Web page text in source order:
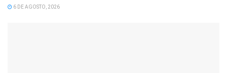
6 DE AGOSTO, 2026